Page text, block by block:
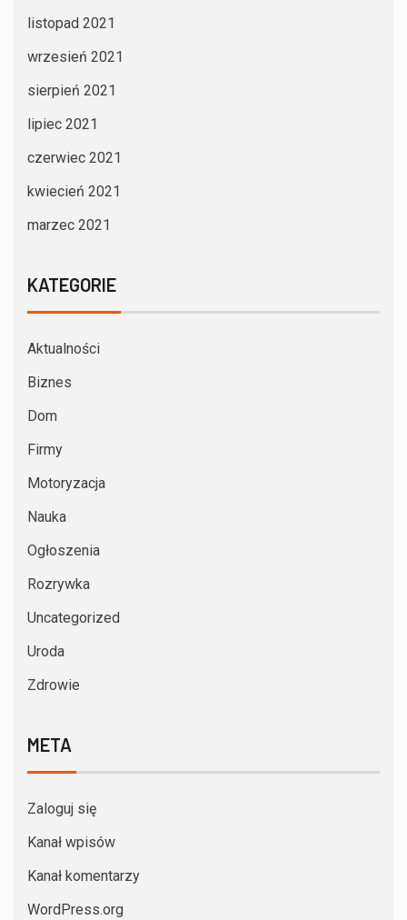
listopad 2021
wrzesień 2021
sierpień 2021
lipiec 2021
czerwiec 2021
kwiecień 2021
marzec 2021
KATEGORIE
Aktualności
Biznes
Dom
Firmy
Motoryzacja
Nauka
Ogłoszenia
Rozrywka
Uncategorized
Uroda
Zdrowie
META
Zaloguj się
Kanał wpisów
Kanał komentarzy
WordPress.org